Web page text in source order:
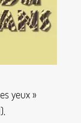
yeux»